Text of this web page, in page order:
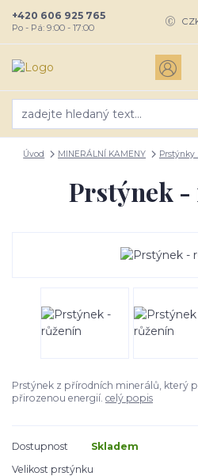
+420 606 925 765
Po - Pá: 9:00 - 17:00
Úvod MINERÁLNÍ KAMENY Prstýnky
Prstýnek -
Prstýnek z přírodních minerálů, který
přirozenou energií. celý popis
Dostupnost
Skladem
Velikost prstýnku